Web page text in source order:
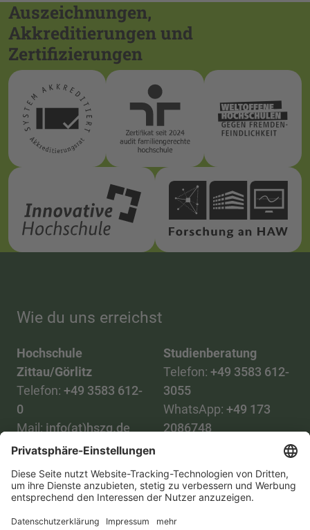
Auszeichnungen,
Akkreditierungen und
Zertifizierungen
Wie du uns erreichst
Hochschule
Zittau/Görlitz
Telefon: +49 3583 612-
0
Mail:info(at)hszg.de
Studienberatung
Telefon: +49 3583 612-
3055
WhatsApp: +49 173
2086748
Alle StudiengängeDatenschutz